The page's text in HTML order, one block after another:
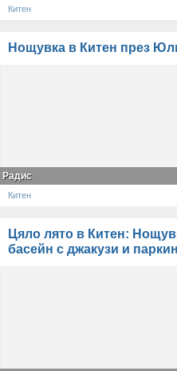
Китен
Нощувка в Китен през
Радис
Китен
Цяло лято в Китен:
басейн с джакузи и